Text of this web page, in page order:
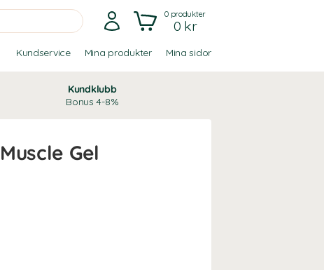
0produkter
0 kr
Kundservice Mina produkter Mina sidor
Kundklubb
Bonus 4-8%
Gel